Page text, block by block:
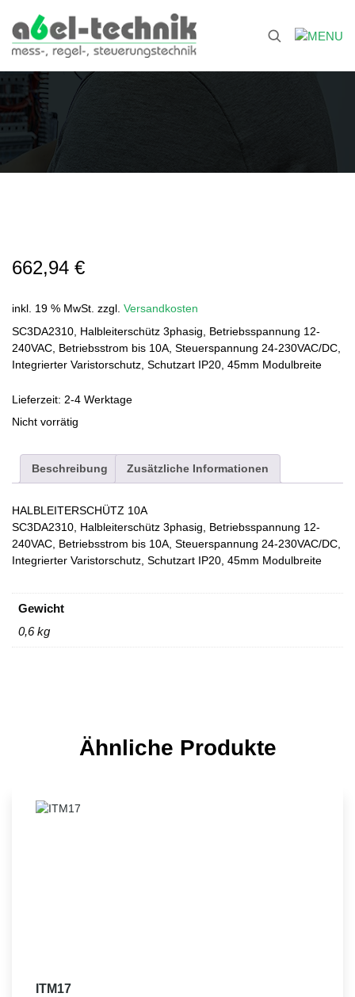
662,94 €
inkl. 19 % MwSt. zzgl. Versandkosten
SC3DA2310, Halbleiterschütz 3phasig, Betriebsspannung 12-
240VAC, Betriebsstrom bis 10A, Steuerspannung 24-230VAC/DC,
Integrierter Varistorschutz, Schutzart IP20, 45mm Modulbreite
Lieferzeit: 2-4 Werktage
Nicht vorrätig
Beschreibung Zusätzliche Informationen
HALBLEITERSCHÜTZ 10A
SC3DA2310, Halbleiterschütz 3phasig, Betriebsspannung 12-
240VAC, Betriebsstrom bis 10A, Steuerspannung 24-230VAC/DC,
Integrierter Varistorschutz, Schutzart IP20, 45mm Modulbreite
Gewicht
0,6 kg
Ähnliche Produkte
ITM17